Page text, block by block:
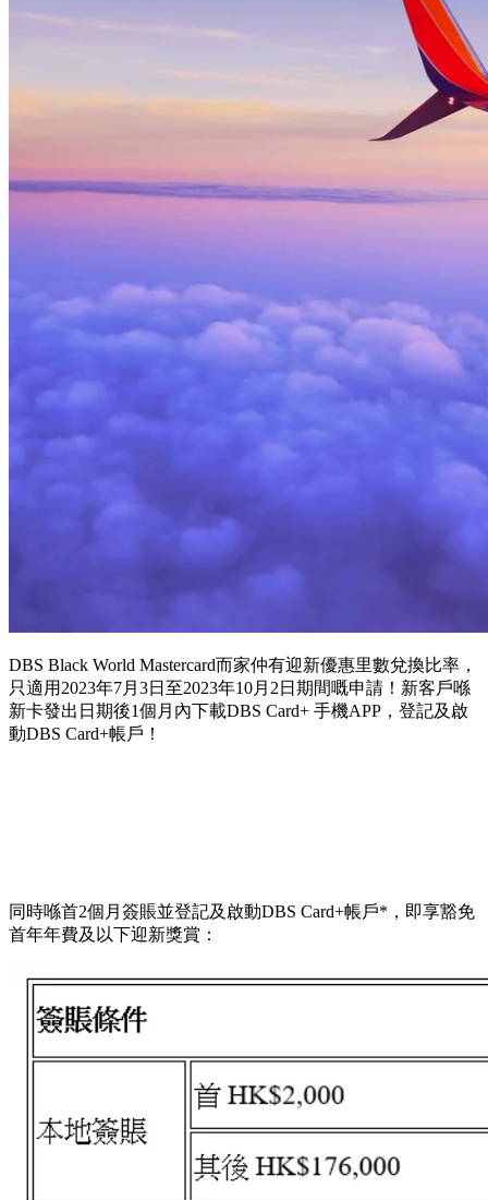
DBS Black World Mastercard而家仲有迎新優惠里數兌換比率，
只適用2023年7月3日至2023年10月2日期間嘅申請！新客戶喺
新卡發出日期後1個月內下載DBS Card+ 手機APP，登記及啟
動DBS Card+帳戶！
同時喺首2個月簽賬並登記及啟動DBS Card+帳戶*，即享豁免
首年年費及以下迎新獎賞：